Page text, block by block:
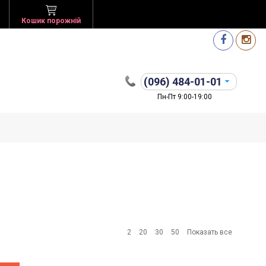
Кошик порожній
(096) 484-01-01
Пн-Пт 9:00-19:00
2 20 30 50 Показать все